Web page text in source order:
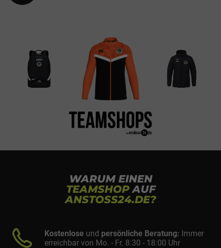
WARUM EINEN
TEAMSHOPAUF
ANSTOSS24.DE?
Kostenlose und persönliche Beratung: Immer
erreichbar von Mo. - Fr. 8:30 - 18:00 Uhr